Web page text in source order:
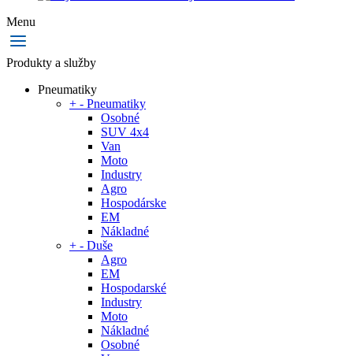
Menu
Produkty a služby
Pneumatiky
+ - Pneumatiky
Osobné
SUV 4x4
Van
Moto
Industry
Agro
Hospodárske
EM
Nákladné
+ - Duše
Agro
EM
Hospodarské
Industry
Moto
Nákladné
Osobné